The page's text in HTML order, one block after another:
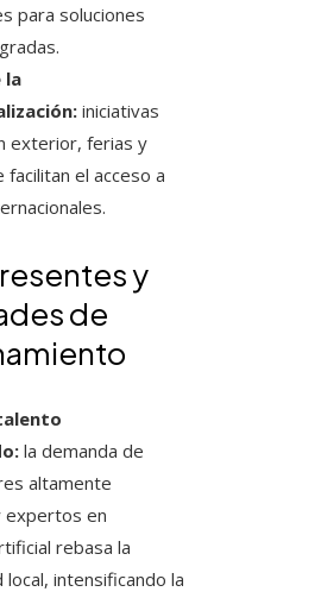
para soluciones
la
iniciativas
exterior, ferias y
facilitan el acceso a
y
de
la demanda de
altamente
expertos en
rebasa la
local, intensificando la